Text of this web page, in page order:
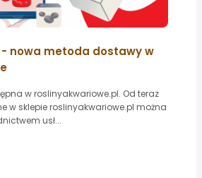
- nowa metoda dostawy w
w roslinyakwariowe.pl. Od teraz
w sklepie roslinyakwariowe.pl można
usł...